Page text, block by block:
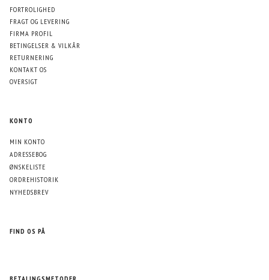
FORTROLIGHED
FRAGT OG LEVERING
FIRMA PROFIL
BETINGELSER & VILKÅR
RETURNERING
KONTAKT OS
OVERSIGT
KONTO
MIN KONTO
ADRESSEBOG
ØNSKELISTE
ORDREHISTORIK
NYHEDSBREV
FIND OS PÅ